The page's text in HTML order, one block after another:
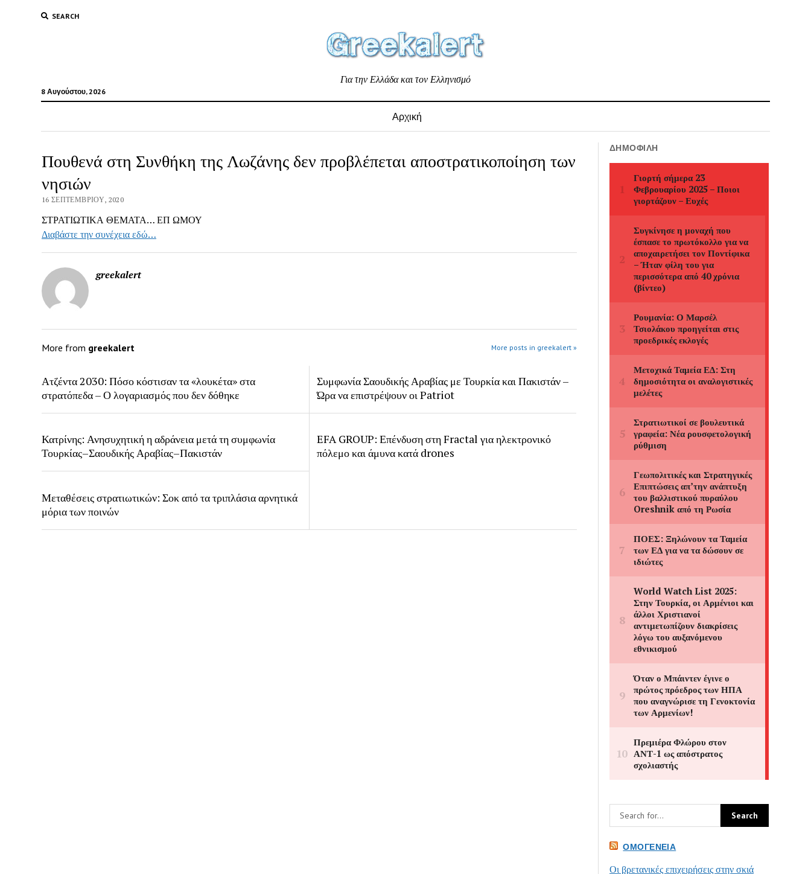
SEARCH
8 Αυγούστου, 2026
Για την Ελλάδα και τον Ελληνισμό
Αρχική
Πουθενά στη Συνθήκη της Λωζάνης δεν προβλέπεται αποστρατικοποίηση των
νησιών
16 ΣΕΠΤΕΜΒΡΊΟΥ, 2020
ΣΤΡΑΤΙΩΤΙΚΑ ΘΕΜΑΤΑ… ΕΠ ΩΜΟΥ
Διαβάστε την συνέχεια εδώ…
greekalert
More from greekalert More posts in greekalert »
Ατζέντα 2030: Πόσο κόστισαν τα «λουκέτα» στα
στρατόπεδα – Ο λογαριασμός που δεν δόθηκε
Συμφωνία Σαουδικής Αραβίας με Τουρκία και Πακιστάν –
Ώρα να επιστρέψουν οι Patriot
Κατρίνης: Ανησυχητική η αδράνεια μετά τη συμφωνία
Τουρκίας–Σαουδικής Αραβίας–Πακιστάν
EFA GROUP: Επένδυση στη Fractal για ηλεκτρονικό
πόλεμο και άμυνα κατά drones
Μεταθέσεις στρατιωτικών: Σοκ από τα τριπλάσια αρνητικά
μόρια των ποινών
ΔΗΜΟΦΙΛΉ
ΟΜΟΓΈΝΕΙΑ
Οι βρετανικές επιχειρήσεις στην σκιά